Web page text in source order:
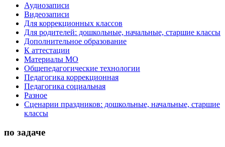
Аудиозаписи
Видеозаписи
Для коррекционных классов
Для родителей: дошкольные, начальные, старшие классы
Дополнительное образование
К аттестации
Материалы МО
Общепедагогические технологии
Педагогика коррекционная
Педагогика социальная
Разное
Сценарии праздников: дошкольные, начальные, старшие
классы
по задаче